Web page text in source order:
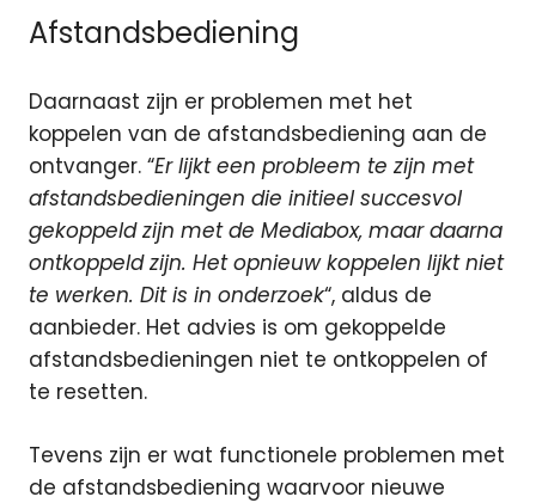
Afstandsbediening
Daarnaast zijn er problemen met het
koppelen van de afstandsbediening aan de
ontvanger. “Er lijkt een probleem te zijn met
afstandsbedieningen die initieel succesvol
gekoppeld zijn met de Mediabox, maar daarna
ontkoppeld zijn. Het opnieuw koppelen lijkt niet
te werken. Dit is in onderzoek“, aldus de
aanbieder. Het advies is om gekoppelde
afstandsbedieningen niet te ontkoppelen of
te resetten.
Tevens zijn er wat functionele problemen met
de afstandsbediening waarvoor nieuwe